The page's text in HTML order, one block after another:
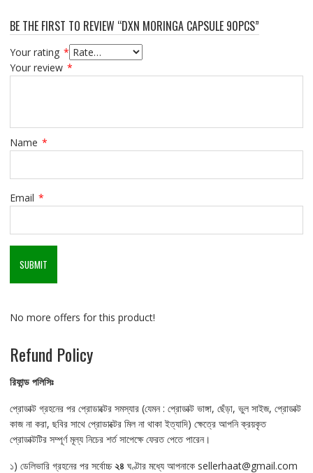
BE THE FIRST TO REVIEW “DXN MORINGA CAPSULE 90PCS”
Your rating *
Your review *
Name *
Email *
No more offers for this product!
Refund Policy
রিফান্ড পলিসিঃ
প্রোডাক্ট গ্রহনের পর প্রোডাক্টের সমস্যার (যেমন : প্রোডাক্ট ভাঙ্গা, ছেঁড়া, ভুল সাইজ, প্রোডাক্ট
কাজ না করা, ছবির সাথে প্রোডাক্টের মিল না থাকা ইত্যাদি) ক্ষেত্রে আপনি ক্রয়কৃত
প্রোডাক্টটির সম্পূর্ণ মূল্য নিচের শর্ত সাপেক্ষে ফেরত পেতে পারেন।
১) ডেলিভারি গ্রহনের পর সর্বোচ্চ২৪ ঘণ্টার মধ্যে আপনাকে sellerhaat@gmail.com